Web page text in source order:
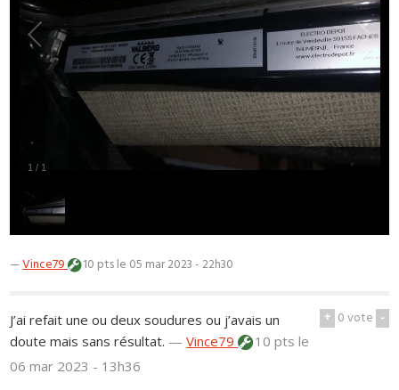
1 / 1
—Vince79 10 ptsle 05 mar 2023 - 22h30
+ 0vote -
J’ai refait une ou deux soudures ou j’avais un
doute mais sans résultat. —Vince79 10 ptsle
06 mar 2023 - 13h36